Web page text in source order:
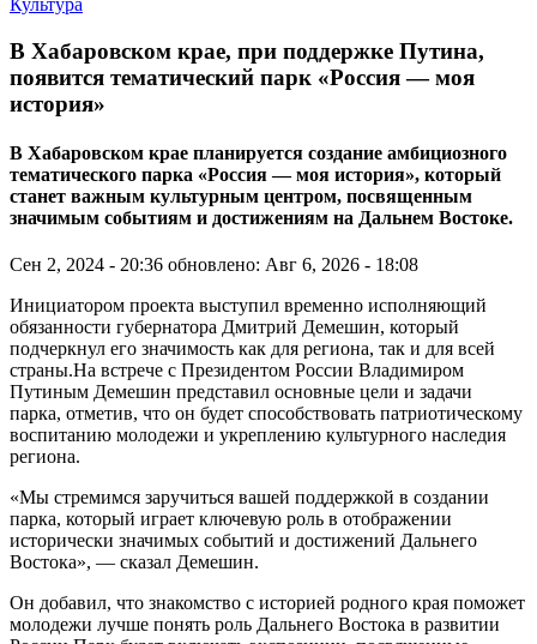
Культура
В Хабаровском крае, при поддержке Путина,
появится тематический парк «Россия — моя
история»
В Хабаровском крае планируется создание амбициозного
тематического парка «Россия — моя история», который
станет важным культурным центром, посвященным
значимым событиям и достижениям на Дальнем Востоке.
Сен 2, 2024 - 20:36 обновлено: Авг 6, 2026 - 18:08
Инициатором проекта выступил временно исполняющий
обязанности губернатора Дмитрий Демешин, который
подчеркнул его значимость как для региона, так и для всей
страны.На встрече с Президентом России Владимиром
Путиным Демешин представил основные цели и задачи
парка, отметив, что он будет способствовать патриотическому
воспитанию молодежи и укреплению культурного наследия
региона.
«Мы стремимся заручиться вашей поддержкой в создании
парка, который играет ключевую роль в отображении
исторически значимых событий и достижений Дальнего
Востока», — сказал Демешин.
Он добавил, что знакомство с историей родного края поможет
молодежи лучше понять роль Дальнего Востока в развитии